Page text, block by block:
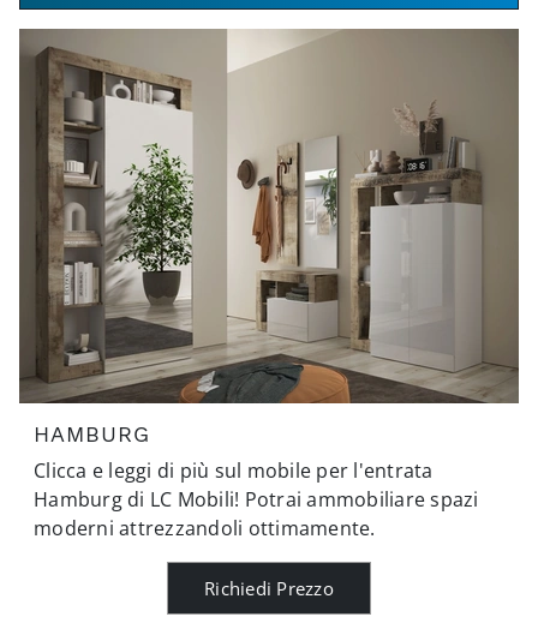
HAMBURG
Clicca e leggi di più sul mobile per l'entrata
Hamburg di LC Mobili! Potrai ammobiliare spazi
moderni attrezzandoli ottimamente.
Richiedi Prezzo